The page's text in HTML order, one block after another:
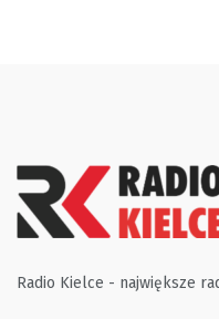
Radio Kielce - największe